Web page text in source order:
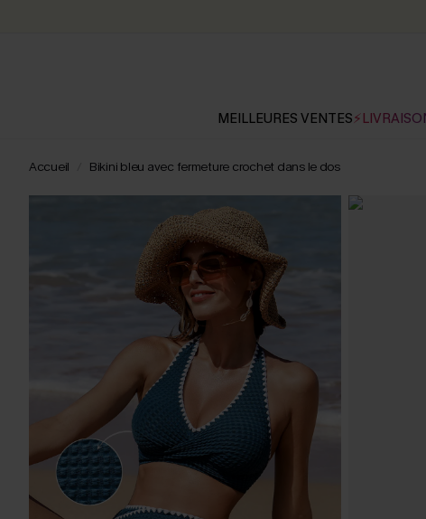
MEILLEURES VENTES
Accueil Bikini bleu avec fermeture crochet dans le dos